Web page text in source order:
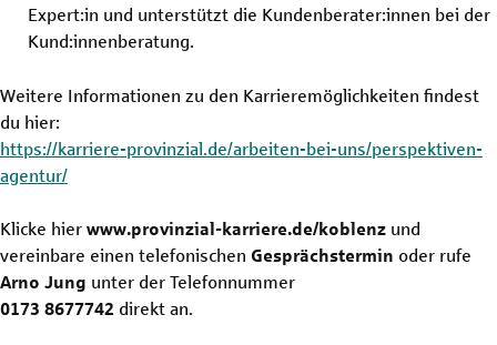
Expert:in und unterstützt die Kundenberater:innen bei der
Kund:innenberatung.
Weitere Informationen zu den Karrieremöglichkeiten findest
du hier:
https://karriere-provinzial.de/arbeiten-bei-uns/perspektiven-
agentur/
Klicke hier www.provinzial-karriere.de/koblenz und
vereinbare einen telefonischen Gesprächstermin oder rufe
Arno Jung unter der Telefonnummer
0173 8677742 direkt an.